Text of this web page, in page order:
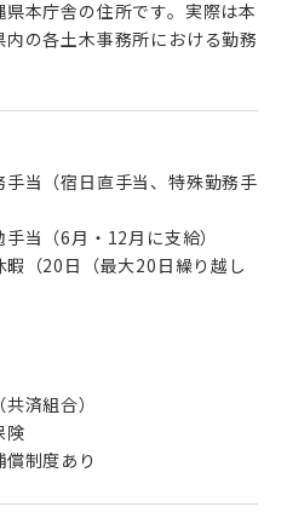
本庁舎の住所です。実際は本
内の各土木事務所における勤務
手当（宿日直手当、特殊勤務手
手当（6月・12月に支給）
暇（20日（最大20日繰り越し
済組合）
険
償制度あり